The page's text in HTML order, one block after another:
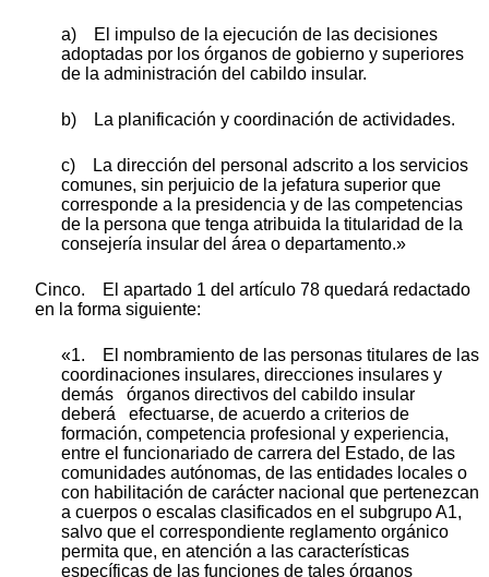
a) El impulso de la ejecución de las decisiones
adoptadas por los órganos de gobierno y superiores
de la administración del cabildo insular.
b) La planificación y coordinación de actividades.
c) La dirección del personal adscrito a los servicios
comunes, sin perjuicio de la jefatura superior que
corresponde a la presidencia y de las competencias
de la persona que tenga atribuida la titularidad de la
consejería insular del área o departamento.»
Cinco. El apartado 1 del artículo 78 quedará redactado
en la forma siguiente:
«1. El nombramiento de las personas titulares de las
coordinaciones insulares, direcciones insulares y
demás órganos directivos del cabildo insular
deberá efectuarse, de acuerdo a criterios de
formación, competencia profesional y experiencia,
entre el funcionariado de carrera del Estado, de las
comunidades autónomas, de las entidades locales o
con habilitación de carácter nacional que pertenezcan
a cuerpos o escalas clasificados en el subgrupo A1,
salvo que el correspondiente reglamento orgánico
permita que, en atención a las características
específicas de las funciones de tales órganos